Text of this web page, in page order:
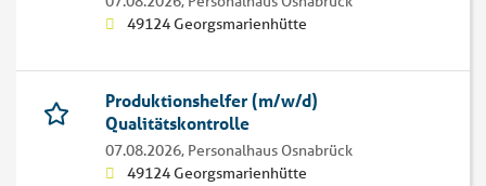
49124 Georgsmarienhütte
Produktionshelfer (m/w/d)
Qualitätskontrolle
07.08.2026, Personalhaus Osnabrück
49124 Georgsmarienhütte